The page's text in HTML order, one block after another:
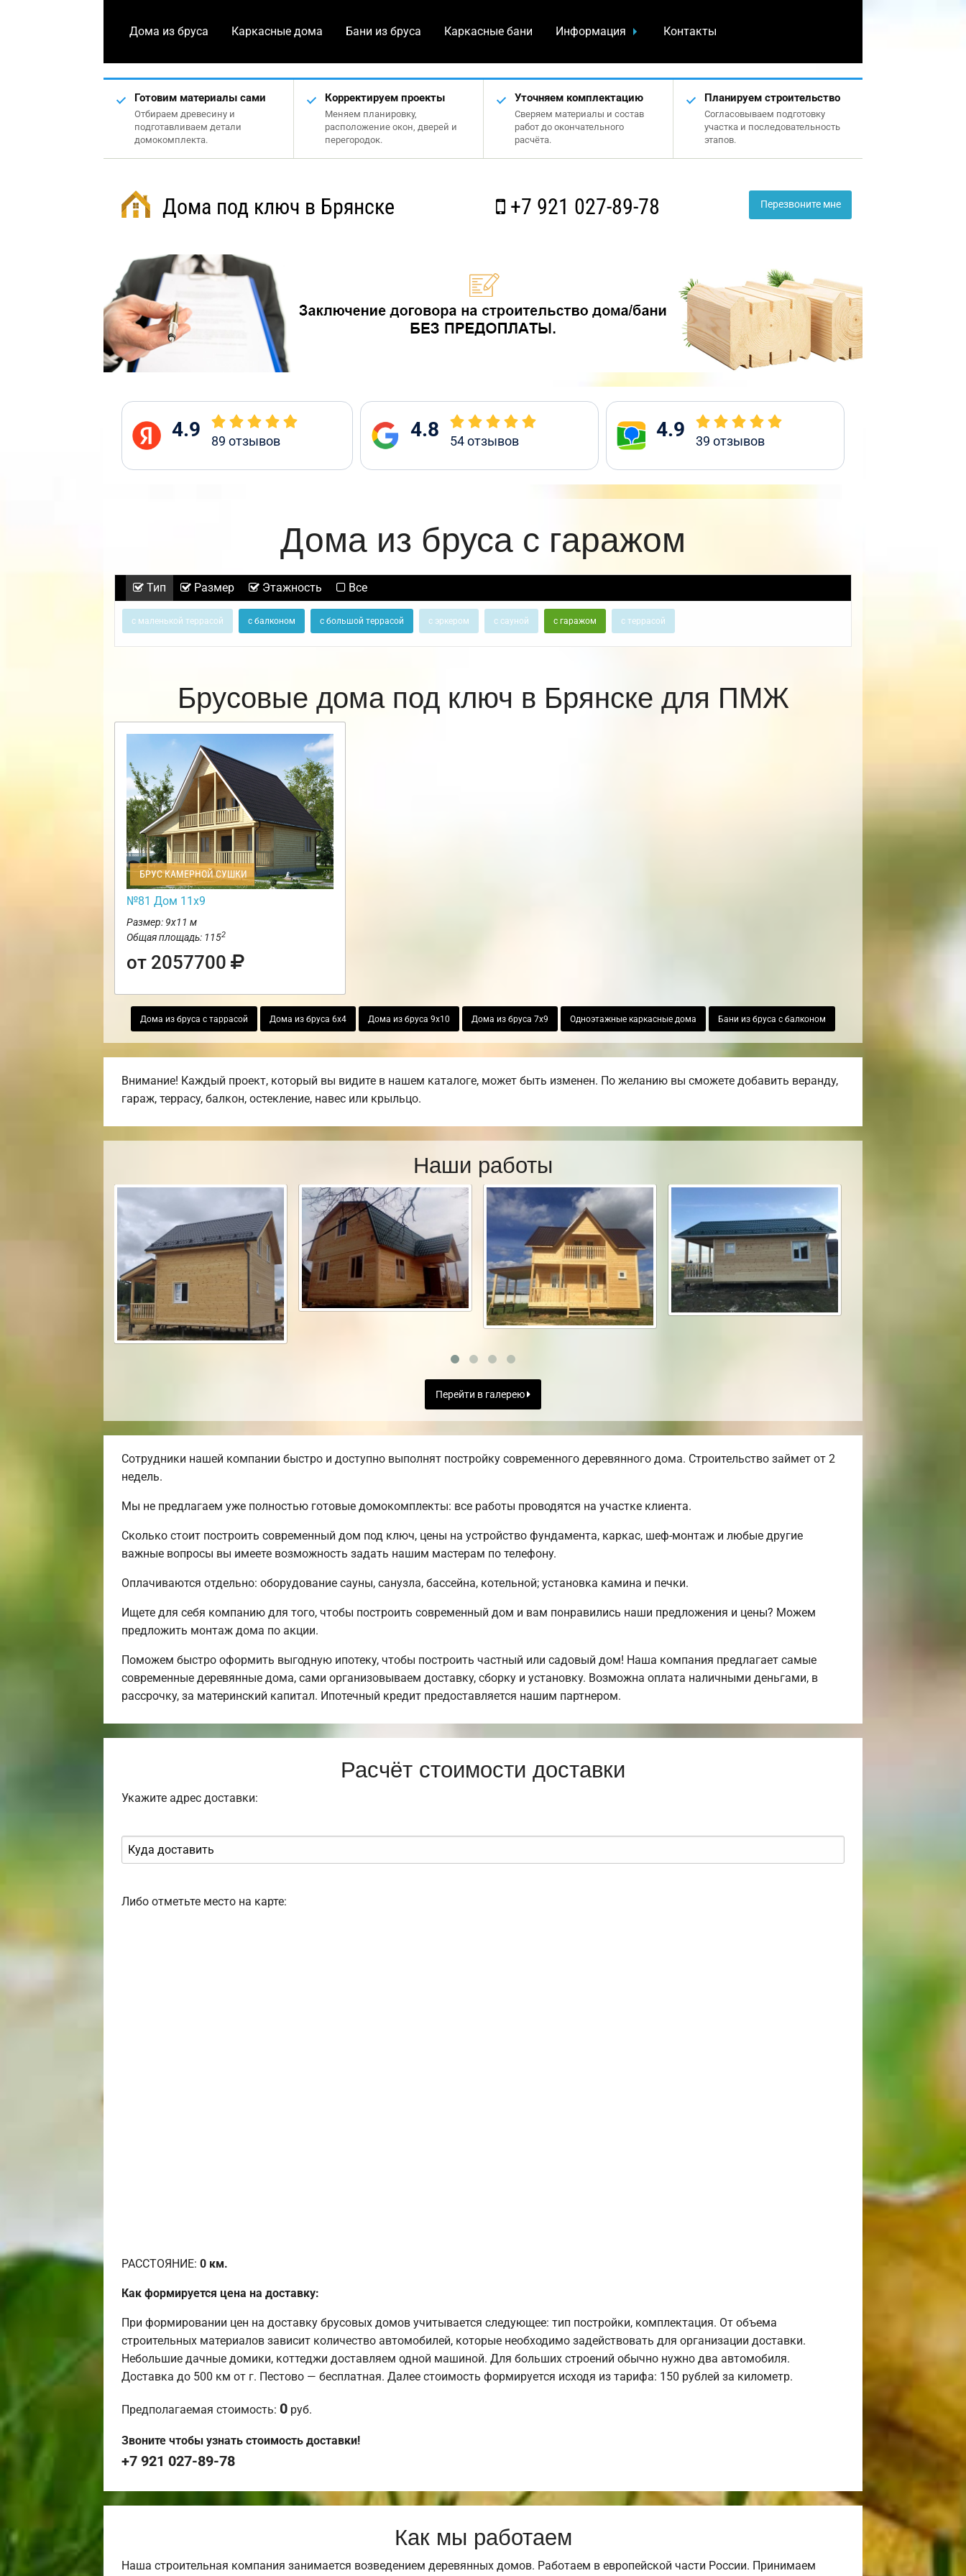
Дома из бруса Каркасные дома Бани из бруса Каркасные бани Информация Контакты
Готовим материалы сами
Отбираем древесину и
подготавливаем детали
домокомплекта.
Корректируем проекты
Меняем планировку,
расположение окон, дверей и
перегородок.
Уточняем комплектацию
Сверяем материалы и состав
работ до окончательного
расчёта.
Планируем строительство
Согласовываем подготовку
участка и последовательность
этапов.
Дома под ключ в Брянске +7 921 027-89-78 Перезвоните мне
4.9 89 отзывов 4.8 54отзывов 4.9 39 отзывов
Дома из бруса с гаражом
Тип Размер Этажность Все
с маленькой террасой с балконом с большой террасой с эркером с сауной с гаражом с террасой
Брусовые дома под ключ в Брянске для ПМЖ
БРУС КАМЕРНОЙ СУШКИ
№81 Дом 11х9
Размер: 9х11 м
Общая площадь: 1152
от 2057700
Дома из бруса с таррасой Дома из бруса 6х4 Дома из бруса 9х10 Дома из бруса 7х9 Одноэтажные каркасные дома Бани из бруса с балконом
Внимание! Каждый проект, который вы видите в нашем каталоге, может быть изменен. По желанию вы сможете добавить веранду,
гараж, террасу, балкон, остекление, навес или крыльцо.
Наши работы
Перейти в галерею
Сотрудники нашей компании быстро и доступно выполнят постройку современного деревянного дома. Строительство займет от 2
недель.
Мы не предлагаем уже полностью готовые домокомплекты: все работы проводятся на участке клиента.
Сколько стоит построить современный дом под ключ, цены на устройство фундамента, каркас, шеф-монтаж и любые другие
важные вопросы вы имеете возможность задать нашим мастерам по телефону.
Оплачиваются отдельно: оборудование сауны, санузла, бассейна, котельной; установка камина и печки.
Ищете для себя компанию для того, чтобы построить современный дом и вам понравились наши предложения и цены? Можем
предложить монтаж дома по акции.
Поможем быстро оформить выгодную ипотеку, чтобы построить частный или садовый дом! Наша компания предлагает самые
современные деревянные дома, сами организовываем доставку, сборку и установку. Возможна оплата наличными деньгами, в
рассрочку, за материнский капитал. Ипотечный кредит предоставляется нашим партнером.
Расчёт стоимости доставки
Укажите адрес доставки:
Либо отметьте место на карте:
РАССТОЯНИЕ: 0 км.
Как формируется цена на доставку:
При формировании цен на доставку брусовых домов учитывается следующее: тип постройки, комплектация. От объема
строительных материалов зависит количество автомобилей, которые необходимо задействовать для организации доставки.
Небольшие дачные домики, коттеджи доставляем одной машиной. Для больших строений обычно нужно два автомобиля.
Доставка до 500 км от г. Пестово — бесплатная. Далее стоимость формируется исходя из тарифа: 150 рублей за километр.
Предполагаемая стоимость: 0 руб.
Звоните чтобы узнать стоимость доставки!
+7 921 027-89-78
Как мы работаем
Наша строительная компания занимается возведением деревянных домов. Работаем в европейской части России. Принимаем